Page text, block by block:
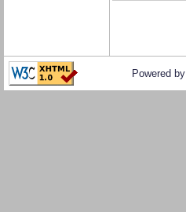
Powered by